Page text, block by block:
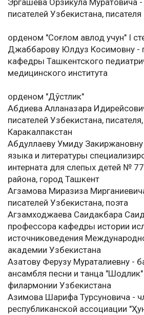
Эргашева Орзикула Муратовича
писателей Узбекистана, писателя
орденом "Соғлом авлод учун" I
Джаббарову Юлдуз Косимовну -
кафедры Ташкентского
медицинского института
орденом "Дўстлик"
Абдиева Алланазара
писателей Узбекистана,
Каракалпакстан
Абдуллаеву Умиду Закиржановну
языка и литературы
интерната для слепых детей №
района, город Ташкент
Агзамова Миразиза
писателей Узбекистана, поэта
Агзамходжаева Саидакбара
профессора кафедры истории
источниковедения
академии Узбекистана
Азатову Ферузу Мураталиевну -
ансамбля песни и танца
филармонии Узбекистана
Азимова Шарифа Турсуновича -
республиканской ассоциации